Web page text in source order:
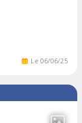
Le06/06/25